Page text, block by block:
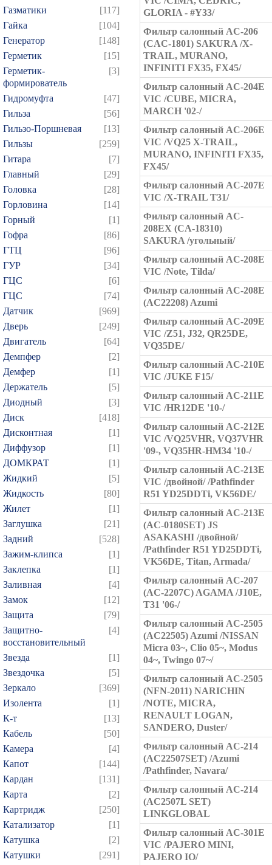
Газматики
[117]
Гайка
[104]
Генератор
[148]
Герметик
[15]
Герметик-
формирователь
[3]
Гидромуфта
[47]
Гильза
[56]
Гильзо-Поршневая
[13]
Гильзы
[259]
Гитара
[7]
Главный
[29]
Головка
[28]
Горловина
[14]
Горный
[1]
Гофра
[86]
ГТЦ
[96]
ГУР
[34]
ГЦC
[6]
ГЦС
[74]
Датчик
[969]
Дверь
[249]
Двигатель
[64]
Демпфер
[2]
Демфер
[1]
Держатель
[5]
Диодный
[3]
Диск
[418]
Дисконтная
[1]
Диффузор
[1]
ДОМКРАТ
[1]
Жидкий
[5]
Жидкость
[80]
Жилет
[1]
Заглушка
[21]
Задний
[528]
Зажим-клипса
[1]
Заклепка
[1]
Заливная
[4]
Замок
[12]
Защита
[79]
Защитно-
восстановительный
[4]
Звезда
[1]
Звездочка
[5]
Зеркало
[369]
Изолента
[1]
К-т
[13]
Кабель
[50]
Камера
[4]
Капот
[144]
Кардан
[131]
Карта
[2]
Картридж
[250]
Катализатор
[1]
Катушка
[2]
Катушки
[291]
GLORIA - #Y33/
Фильтр салонный AC-206
(CAC-1801) SAKURA /X-
TRAIL, MURANO,
INFINITI FX35, FX45/
Фильтр салонный AC-204E
VIC /CUBE, MICRA,
MARCH '02-/
Фильтр салонный AC-206E
VIC /VQ25 X-TRAIL,
MURANO, INFINITI FX35,
FX45/
Фильтр салонный AC-207E
VIC /X-TRAIL T31/
Фильтр салонный AC-
208EX (CA-18310)
SAKURA /угольный/
Фильтр салонный AC-208E
VIC /Note, Tilda/
Фильтр салонный AC-208E
(AC22208) Azumi
Фильтр салонный AC-209E
VIC /Z51, J32, QR25DE,
VQ35DE/
Фильтр салонный AC-210E
VIC /JUKE F15/
Фильтр салонный AC-211E
VIC /HR12DE '10-/
Фильтр салонный AC-212E
VIC /VQ25VHR, VQ37VHR
'09-, VQ35HR-HM34 '10-/
Фильтр салонный AC-213E
VIC /двойной/ /Pathfinder
R51 YD25DDTi, VK56DE/
Фильтр салонный AC-213E
(AC-0180SET) JS
ASAKASHI /двойной/
/Pathfinder R51 YD25DDTi,
VK56DE, Titan, Armada/
Фильтр салонный AC-207
(AC-2207C) AGAMA /J10E,
T31 '06-/
Фильтр салонный AC-2505
(AC22505) Azumi /NISSAN
Micra 03~, Clio 05~, Modus
04~, Twingo 07~/
Фильтр салонный AC-2505
(NFN-2011) NARICHIN
/NOTE, MICRA,
RENAULT LOGAN,
SANDERO, Duster/
Фильтр салонный AC-214
(AC22507SET) /Azumi
/Pathfinder, Navara/
Фильтр салонный AC-214
(AC2507L SET)
LINKGLOBAL
Фильтр салонный AC-301E
VIC /PAJERO MINI,
PAJERO IO/